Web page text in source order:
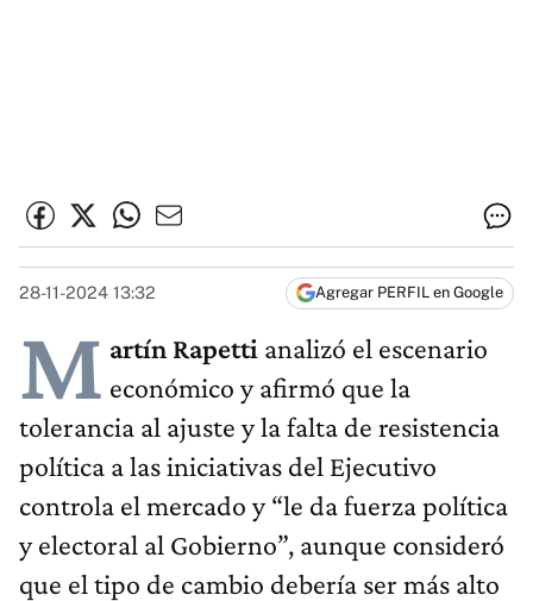
28-11-2024 13:32 Agregar PERFIL en Google
M artín Rapetti analizó el escenario
económico y afirmó que la
tolerancia al ajuste y la falta de resistencia
política a las iniciativas del Ejecutivo
controla el mercado y “le da fuerza política
y electoral al Gobierno”, aunque consideró
que el tipo de cambio debería ser más alto